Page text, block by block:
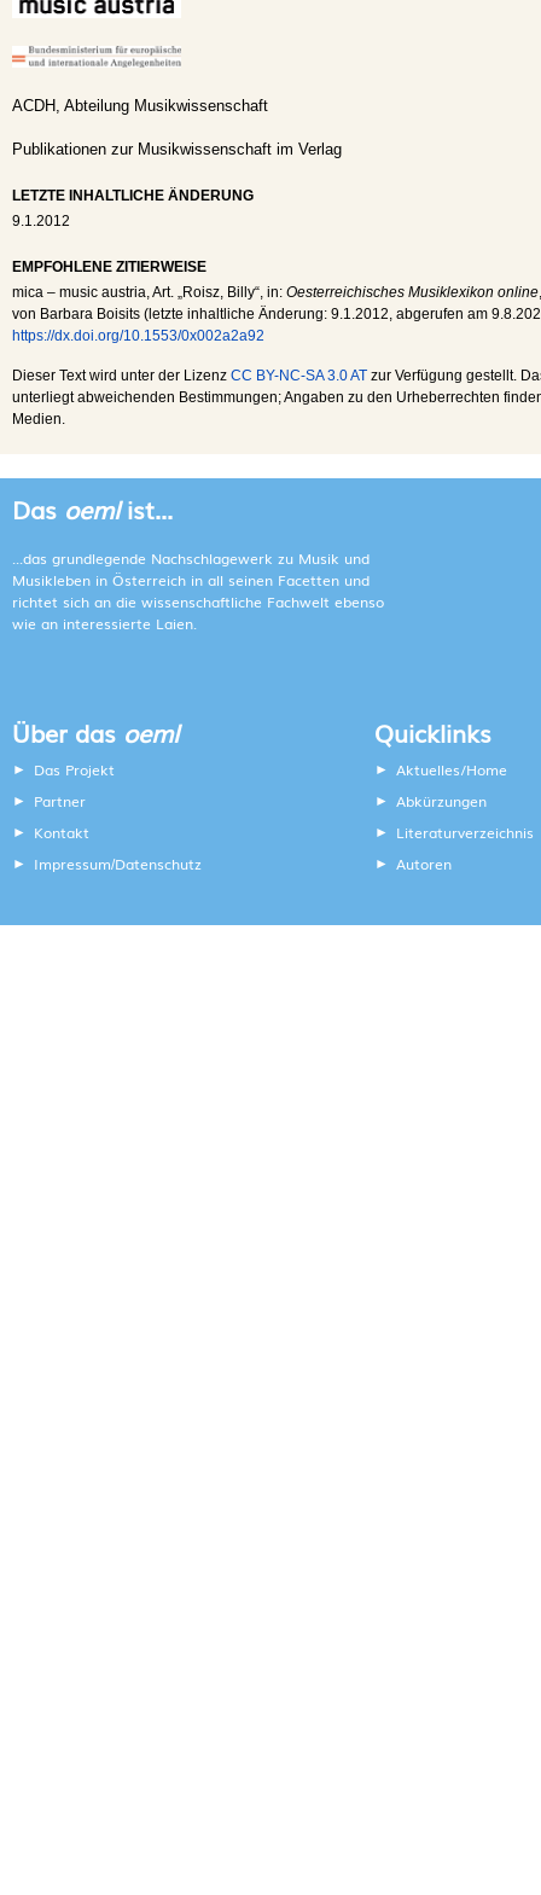
ACDH, Abteilung Musikwissenschaft
Publikationen zur Musikwissenschaft im Verlag
LETZTE INHALTLICHE ÄNDERUNG
9.1.2012
EMPFOHLENE ZITIERWEISE
mica – music austria, Art. „Roisz, Billy“, in: Oesterreichisches Musiklexikon online
von Barbara Boisits (letzte inhaltliche Änderung: 9.1.2012, abgerufen am
https://dx.doi.org/10.1553/0x002a2a92
Dieser Text wird unter der Lizenz CC BY-NC-SA 3.0 AT zur Verfügung gestellt.
unterliegt abweichenden Bestimmungen; Angaben zu den Urheberrechten
Medien.
Das oemlist...
...das grundlegende Nachschlagewerk zu Musik und
Musikleben in Österreich in all seinen Facetten und
richtet sich an die wissenschaftliche Fachwelt ebenso
wie an interessierte Laien.
Über das oeml
Das Projekt
Partner
Kontakt
Impressum/Datenschutz
Quicklinks
Aktuelles/Home
Abkürzungen
Literaturverzeichnis
Autoren